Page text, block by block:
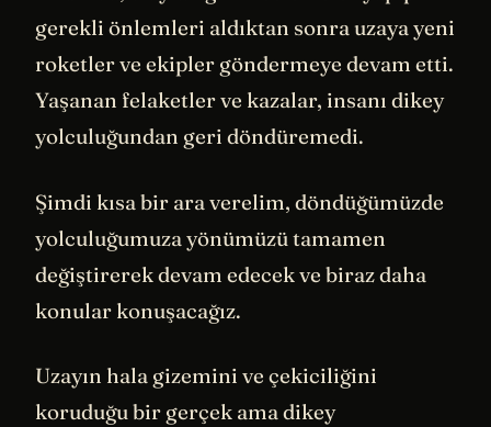
gerekli önlemleri aldıktan sonra uzaya yeni
roketler ve ekipler göndermeye devam etti.
Yaşanan felaketler ve kazalar, insanı dikey
yolculuğundan geri döndüremedi.
Şimdi kısa bir ara verelim, döndüğümüzde
yolculuğumuza yönümüzü tamamen
değiştirerek devam edecek ve biraz daha
konular konuşacağız.
Uzayın hala gizemini ve çekiciliğini
koruduğu bir gerçek ama dikey